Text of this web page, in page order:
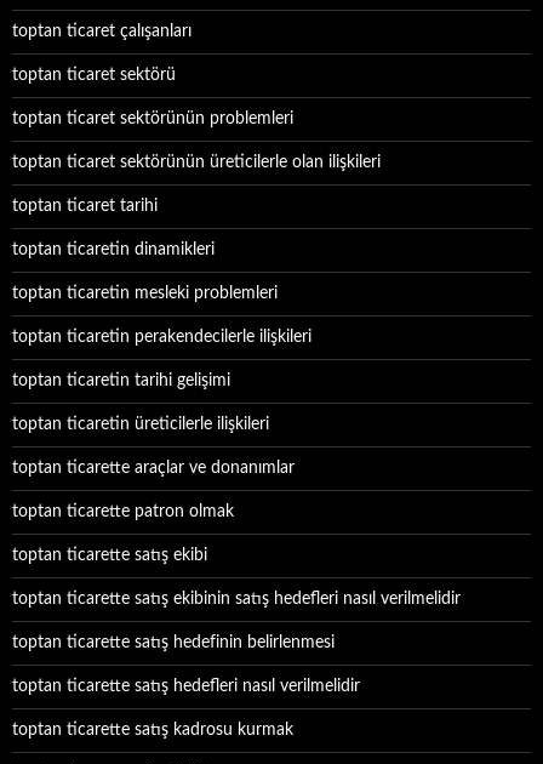
toptan ticaret çalışanları
toptan ticaret sektörü
toptan ticaret sektörünün problemleri
toptan ticaret sektörünün üreticilerle olan ilişkileri
toptan ticaret tarihi
toptan ticaretin dinamikleri
toptan ticaretin mesleki problemleri
toptan ticaretin perakendecilerle ilişkileri
toptan ticaretin tarihi gelişimi
toptan ticaretin üreticilerle ilişkileri
toptan ticarette araçlar ve donanımlar
toptan ticarette patron olmak
toptan ticarette satış ekibi
toptan ticarette satış ekibinin satış hedefleri nasıl verilmelidir
toptan ticarette satış hedefinin belirlenmesi
toptan ticarette satış hedefleri nasıl verilmelidir
toptan ticarette satış kadrosu kurmak